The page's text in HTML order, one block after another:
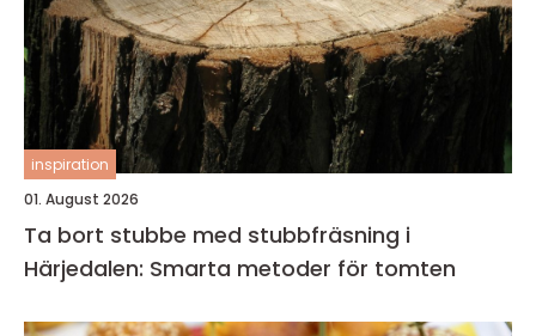
inspiration
01. August 2026
Ta bort stubbe med stubbfräsning i
Härjedalen: Smarta metoder för tomten